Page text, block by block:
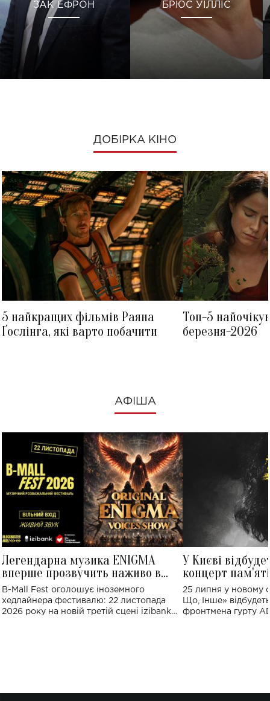
ЗАК ЕФРОН БРЮС УІЛЛІС
ДОБІРКА КІНО
5 найкращих фільмів Раяна
Ґослінга, які варто побачити
Топ-5
березня-2026
АФІША
Легендарна музика ENIGMA
вперше прозвучить наживо в
Україні: де відбудеться концерт
B-Mall Fest оголошує іноземного
хедлайнера фестивалю: 22 листопада
2026 року на новій третій сцені izibank
У Києві
концерт
Клименка:
виконають
25 липня у новому
Що, Інше»
фронтмена гурту